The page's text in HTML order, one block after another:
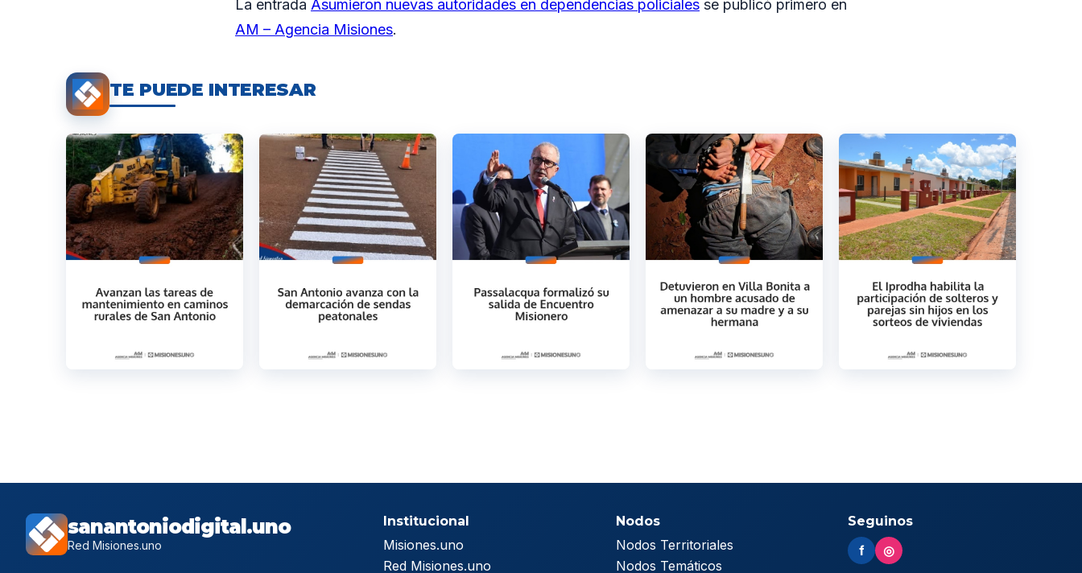
La entrada Asumieron nuevas autoridades en dependencias policiales se publicó primero en
AM – Agencia Misiones.
TE PUEDE INTERESAR
sanantoniodigital.uno
Red Misiones.uno
Institucional
Misiones.uno
Red Misiones.uno
Nodos
Nodos Territoriales
Nodos Temáticos
Seguinos
f ◎